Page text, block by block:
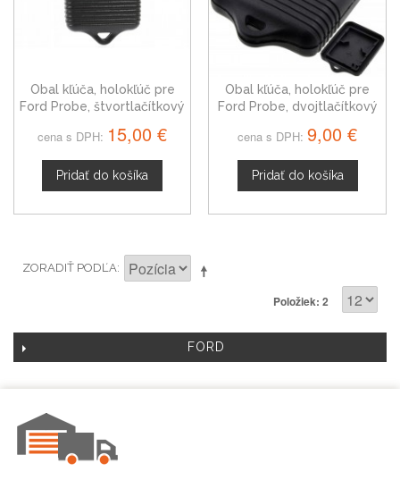
Obal kľúča, holokľúč pre
Ford Probe, štvortlačítkový
cena s DPH: 15,00 €
Pridať do košíka
Obal kľúča, holokľúč pre
Ford Probe, dvojtlačítkový
cena s DPH: 9,00 €
Pridať do košíka
ZORADIŤ PODĽA
Položiek: 2
FORD